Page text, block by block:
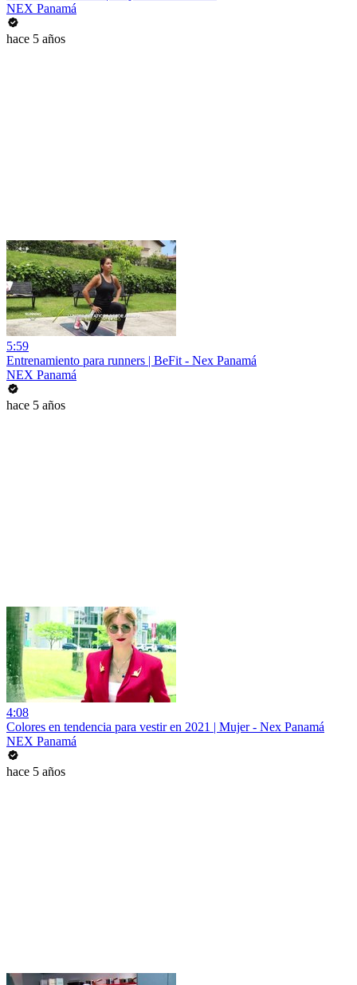
NEX Panamá
hace 5 años
5:59
Entrenamiento para runners | BeFit - Nex Panamá
NEX Panamá
hace 5 años
4:08
Colores en tendencia para vestir en 2021 | Mujer - Nex Panamá
NEX Panamá
hace 5 años